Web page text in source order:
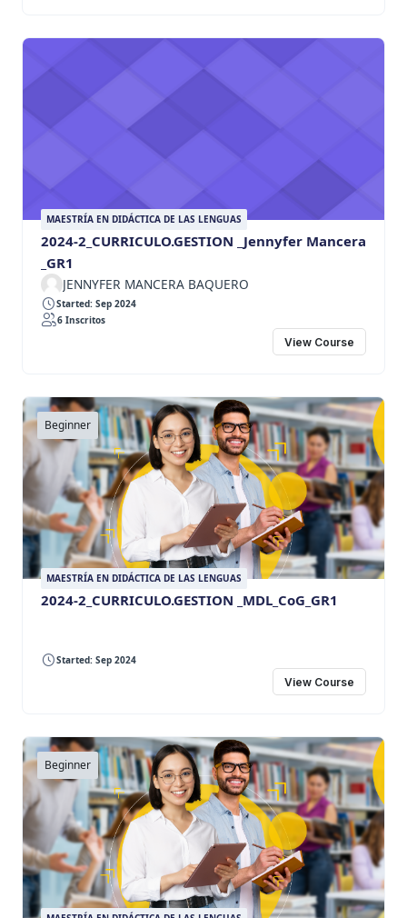
MAESTRÍA EN DIDÁCTICA DE LAS LENGUAS
2024-2_CURRICULO.GESTION _Jennyfer Mancera
_GR1
JENNYFER MANCERA BAQUERO
Started: Sep 2024
6 Inscritos
View Course
Beginner
MAESTRÍA EN DIDÁCTICA DE LAS LENGUAS
2024-2_CURRICULO.GESTION _MDL_CoG_GR1
Started: Sep 2024
View Course
Beginner